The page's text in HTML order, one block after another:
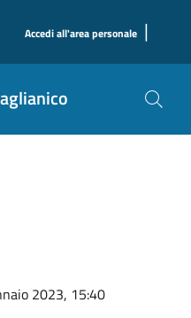
Accedi all'area personale |
2023, 15:40